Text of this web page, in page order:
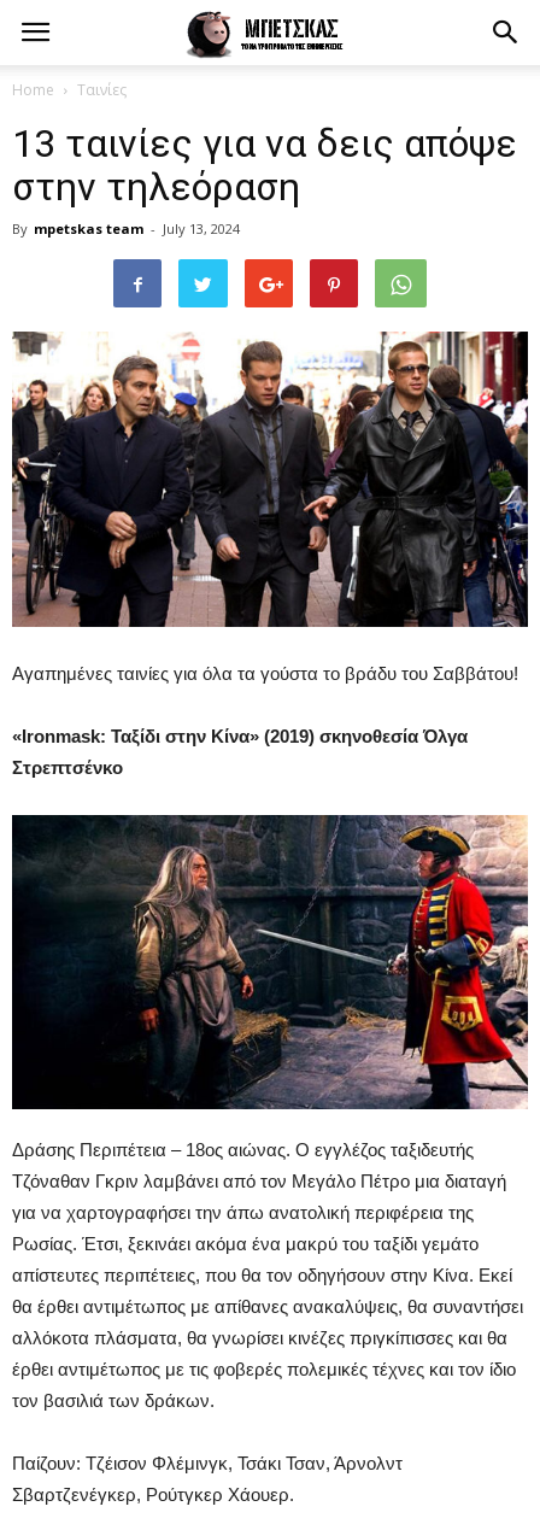
Home Ταινίες
13 ταινίες για να δεις απόψε
στην τηλεόραση
By mpetskas team - July 13, 2024
Αγαπημένες ταινίες για όλα τα γούστα το βράδυ του Σαββάτου!
«Ironmask: Ταξίδι στην Κίνα» (2019) σκηνοθεσία Όλγα
Στρεπτσένκο
Δράσης Περιπέτεια – 18ος αιώνας. Ο εγγλέζος ταξιδευτής
Τζόναθαν Γκριν λαμβάνει από τον Μεγάλο Πέτρο μια διαταγή
για να χαρτογραφήσει την άπω ανατολική περιφέρεια της
Ρωσίας. Έτσι, ξεκινάει ακόμα ένα μακρύ του ταξίδι γεμάτο
απίστευτες περιπέτειες, που θα τον οδηγήσουν στην Κίνα. Εκεί
θα έρθει αντιμέτωπος με απίθανες ανακαλύψεις, θα συναντήσει
αλλόκοτα πλάσματα, θα γνωρίσει κινέζες πριγκίπισσες και θα
έρθει αντιμέτωπος με τις φοβερές πολεμικές τέχνες και τον ίδιο
τον βασιλιά των δράκων.
Παίζουν: Τζέισον Φλέμινγκ, Τσάκι Τσαν, Άρνολντ
Σβαρτζενέγκερ, Ρούτγκερ Χάουερ.